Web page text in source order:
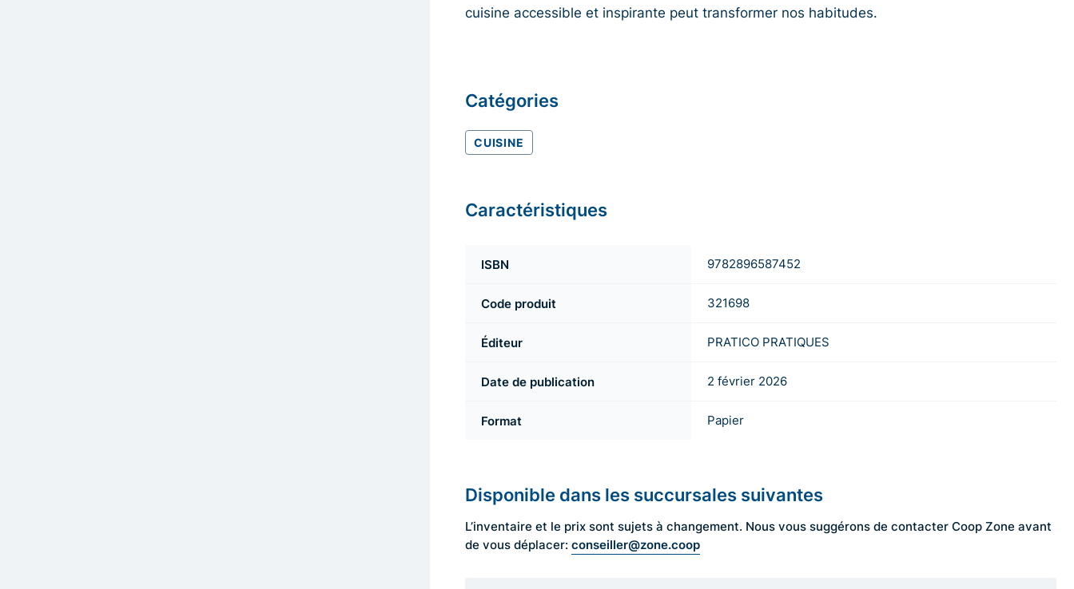
cuisine accessible et inspirante peut transformer nos habitudes.
Catégories
CUISINE
Caractéristiques
ISBN 9782896587452
Code produit 321698
Éditeur PRATICO PRATIQUES
Date de publication 2 février 2026
Format Papier
Disponible dans les succursales suivantes
L’inventaire et le prix sont sujets à changement. Nous vous suggérons de contacter Coop Zone avant
de vous déplacer: conseiller@zone.coop